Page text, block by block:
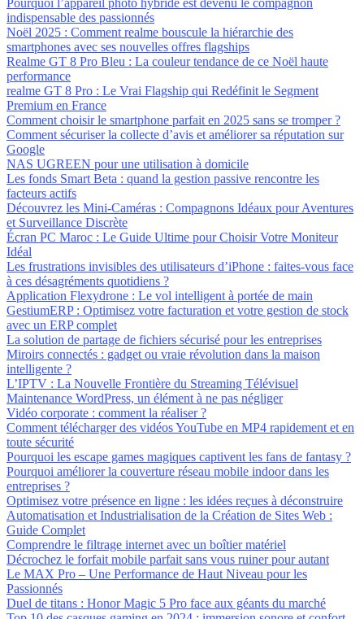
Pourquoi l’appareil photo hybride est devenu le compagnon
indispensable des passionnés
Noël 2025 : Comment realme bouscule la hiérarchie des
smartphones avec ses nouvelles offres flagships
Realme GT 8 Pro Bleu : La couleur tendance de ce Noël haute
performance
realme GT 8 Pro : Le Vrai Flagship qui Redéfinit le Segment
Premium en France
Comment choisir le smartphone parfait en 2025 sans se tromper ?
Comment sécuriser la collecte d’avis et améliorer sa réputation sur
Google
NAS UGREEN pour une utilisation à domicile
Les fonds Smart Beta : quand la gestion passive rencontre les
facteurs actifs
Découvrez les Mini-Caméras : Compagnons Idéaux pour Aventures
et Surveillance Discrète
Écran PC Maroc : Le Guide Ultime pour Choisir Votre Moniteur
Idéal
Les frustrations invisibles des utilisateurs d’iPhone : faites-vous face
à ces désagréments quotidiens ?
Application Flexydrone : Le vol intelligent à portée de main
GestiumERP : Optimisez votre facturation et votre gestion de stock
avec un ERP complet
La solution de partage de fichiers sécurisé pour les entreprises
Miroirs connectés : gadget ou vraie révolution dans la maison
intelligente ?
L’IPTV : La Nouvelle Frontière du Streaming Télévisuel
Maintenance WordPress, un élément à ne pas négliger
Vidéo corporate : comment la réaliser ?
Comment télécharger des vidéos YouTube en MP4 rapidement et en
toute sécurité
Pourquoi les escape games magiques captivent les fans de fantasy ?
Pourquoi améliorer la couverture réseau mobile indoor dans les
entreprises ?
Optimisez votre présence en ligne : les idées reçues à déconstruire
Automatisation et Industrialisation de la Création de Sites Web :
Guide Complet
Comprendre le filtrage internet avec un boîtier matériel
Décrochez le forfait mobile parfait sans vous ruiner pour autant
Le MAX Pro – Une Performance de Haut Niveau pour les
Passionnés
Duel de titans : Honor Magic 5 Pro face aux géants du marché